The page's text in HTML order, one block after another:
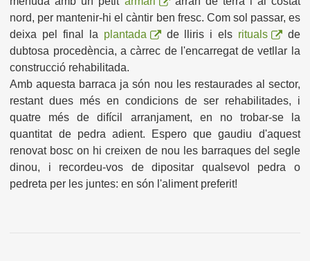
nord, per mantenir-hi el càntir ben fresc. Com sol passar, es
deixa pel final la plantada de lliris i els rituals
de
dubtosa procedència, a càrrec de l'encarregat de vetllar la
construcció rehabilitada.
Amb aquesta barraca ja són nou les restaurades al sector,
restant dues més en condicions de ser rehabilitades, i
quatre més de difícil arranjament, en no trobar-se la
quantitat de pedra adient. Espero que gaudiu d'aquest
renovat bosc on hi creixen de nou les barraques del segle
dinou, i recordeu-vos de dipositar qualsevol pedra o
pedreta per les juntes: en són l'aliment preferit!